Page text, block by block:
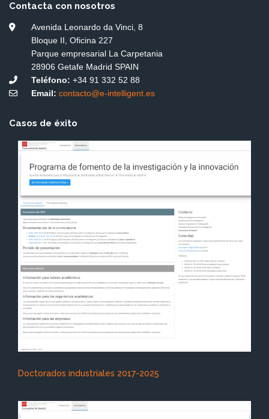
Contacta con nosotros
Avenida Leonardo da Vinci, 8
Bloque II, Oficina 227
Parque empresarial La Carpetania
28906 Getafe Madrid SPAIN
Teléfono: +34 91 332 52 88
Email: contacto@e-intelligent.es
Casos de éxito
Doctorados industriales 2017-2025